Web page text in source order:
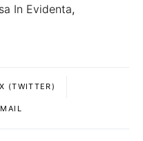
In Evidenta,
X (TWITTER)
MAIL